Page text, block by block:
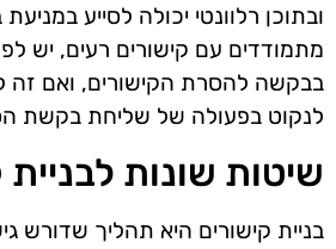
ובתוכן רלוונטי יכולה לסייע
מתמודדים עם קישורים רעים, יש
בבקשה להסרת הקישורים, ואם זה
לנקוט בפעולה של שליחת בקשת
שיטות שונות לבניית
בניית קישורים היא תהליך שדורש